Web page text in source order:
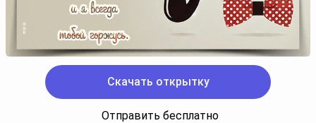
Скачать открытку
Отправить бесплатно